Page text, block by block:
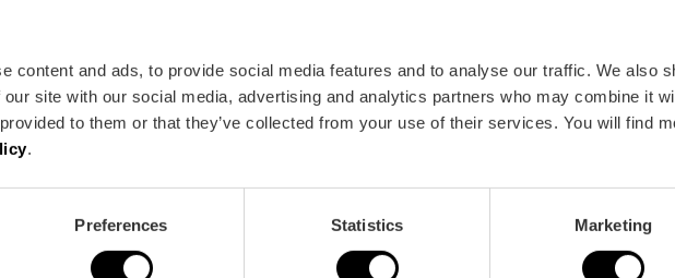
content and ads, to provide social media features and to analyse our traffic. We also
site with our social media, advertising and analytics partners who may combine it
to them or that they’ve collected from your use of their services. You will find
.
Preferences Statistics Marketing
19, 31,32, 92